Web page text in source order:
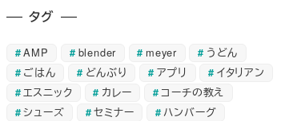
タグ
AMP blender meyer
うどん
ごはん
どんぶり アプリ
イタリアン
エスニック
カレー
コーチの教え
シューズ
セミナー
ハンバーグ